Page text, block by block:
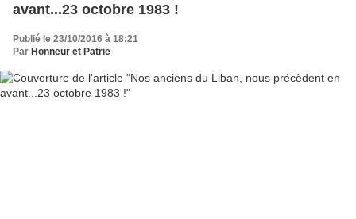
avant...23 octobre 1983 !
Publié le 23/10/2016 à 18:21
Par Honneur et Patrie